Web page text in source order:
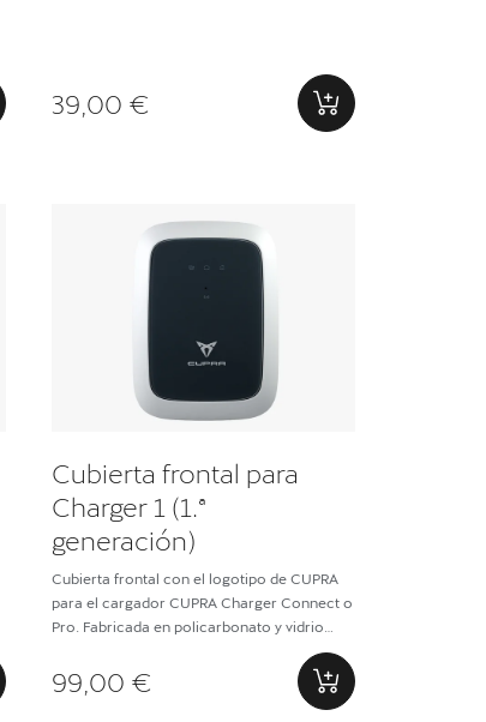
39,00 €
Cubierta frontal para
Charger 1 (1.ª
generación)
Cubierta frontal con el logotipo de CUPRA
para el cargador CUPRA Charger Connect o
Pro. Fabricada en policarbonato y vidrio
99,00 €